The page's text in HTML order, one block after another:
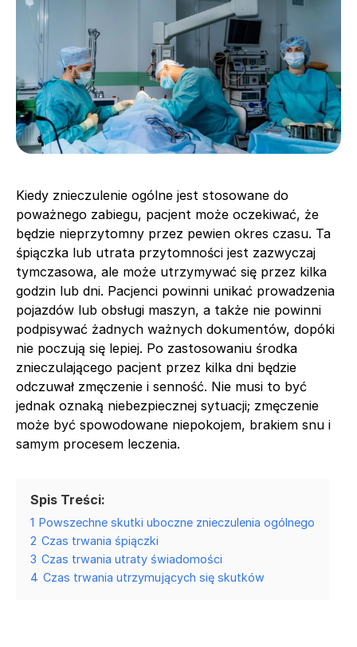
Kiedy znieczulenie ogólne jest stosowane do
poważnego zabiegu, pacjent może oczekiwać, że
będzie nieprzytomny przez pewien okres czasu. Ta
śpiączka lub utrata przytomności jest zazwyczaj
tymczasowa, ale może utrzymywać się przez kilka
godzin lub dni. Pacjenci powinni unikać prowadzenia
pojazdów lub obsługi maszyn, a także nie powinni
podpisywać żadnych ważnych dokumentów, dopóki
nie poczują się lepiej. Po zastosowaniu środka
znieczulającego pacjent przez kilka dni będzie
odczuwał zmęczenie i senność. Nie musi to być
jednak oznaką niebezpiecznej sytuacji; zmęczenie
może być spowodowane niepokojem, brakiem snu i
samym procesem leczenia.
Spis Treści:
1 Powszechne skutki uboczne znieczulenia ogólnego
2 Czas trwania śpiączki
3 Czas trwania utraty świadomości
4 Czas trwania utrzymujących się skutków